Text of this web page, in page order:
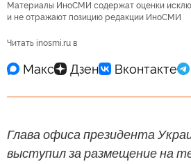
Материалы ИноСМИ содержат оценки
и не отражают позицию редакции ИноСМИ
Читать inosmi.ru в
Глава офиса президента
выступил за размещение на